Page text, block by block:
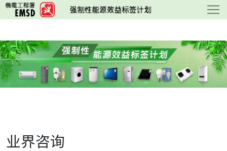
跳
至
要
內
容
业界咨询